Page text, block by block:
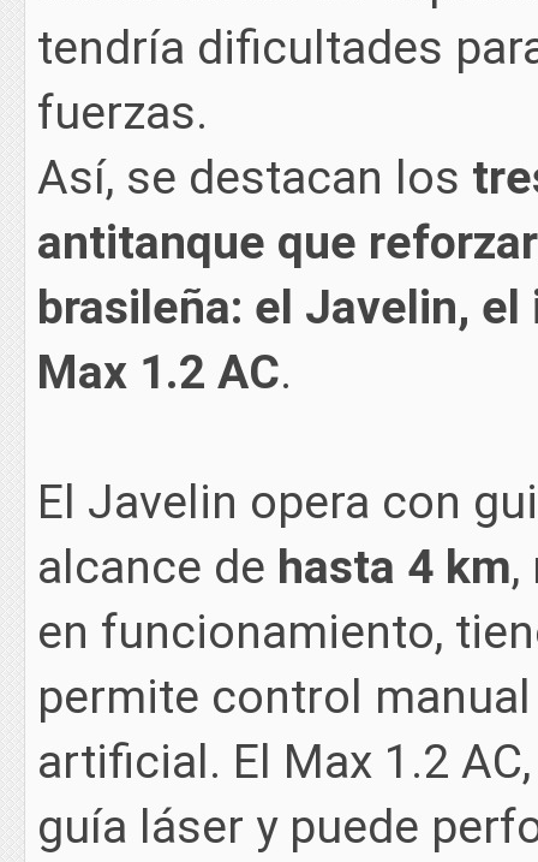
tendría dificultades
fuerzas.
Así, se destacan los
antitanque que
brasileña: el Javelin,
Max 1.2 AC.
El Javelin opera con
alcance de hasta 4 km,
en funcionamiento,
permite control
artificial. El Max 1.2
guía láser y puede